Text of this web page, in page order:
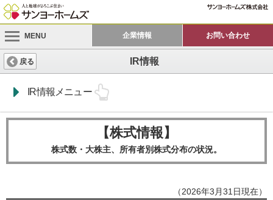
お問い合わせ
企業情報
MENU
戻る IR情報
IR情報メニュー
【株式情報】
株式数・大株主、所有者別株式分布の状況。
（2026年3月31日現在）